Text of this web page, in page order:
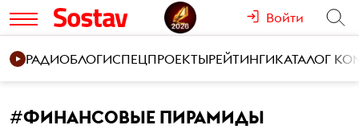
Войти
РАДИОБЛОГИСПЕЦПРОЕКТЫРЕЙТИНГИКАТАЛОГ
#ФИНАНСОВЫЕ ПИРАМИДЫ